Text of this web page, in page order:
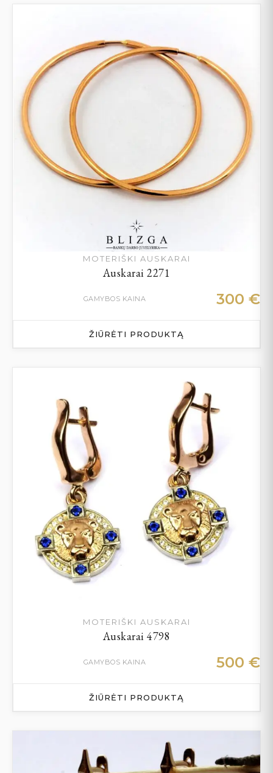
MOTERIŠKI AUSKARAI
Auskarai 2271
GAMYBOS KAINA 300 €
ŽIŪRĖTI PRODUKTĄ
MOTERIŠKI AUSKARAI
Auskarai 4798
GAMYBOS KAINA 500 €
ŽIŪRĖTI PRODUKTĄ